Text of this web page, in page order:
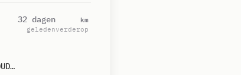
P 2 BNH-02 BR BERM/BOSSCHAGE ZWEMBAD DE DUIKERDEL OOSTELIJKE RANDWEG NOORD-SCHARWOUDE 105331
32 dagen
geleden
km
verderop